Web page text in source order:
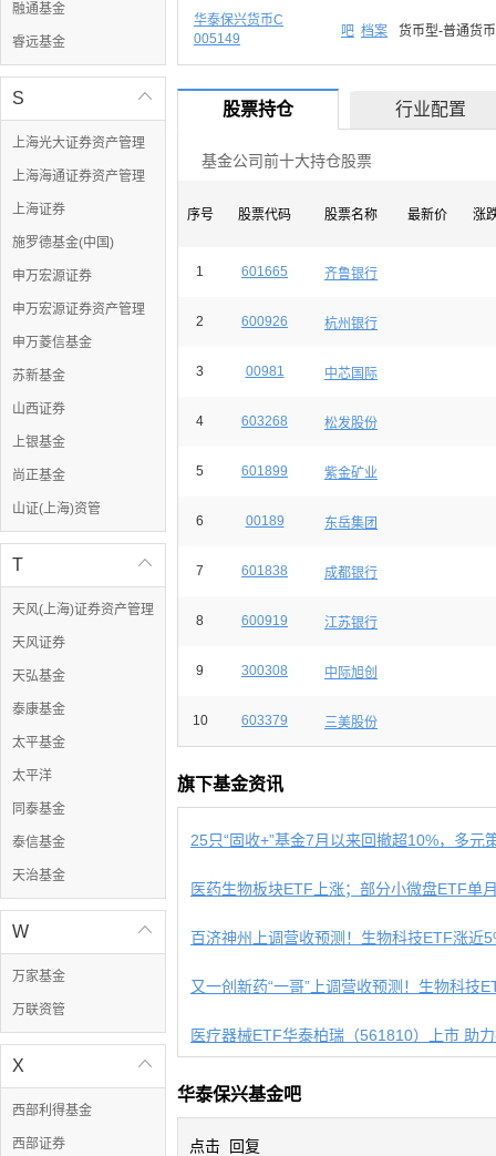
融通基金
睿远基金

S
上海光大证券资产管理
上海海通证券资产管理
上海证券
施罗德基金(中国)
申万宏源证券
申万宏源证券资产管理
申万菱信基金
苏新基金
山西证券
上银基金
尚正基金
山证(上海)资管

T
天风(上海)证券资产管理
天风证券
天弘基金
泰康基金
太平基金
太平洋
同泰基金
泰信基金
天治基金

W
万家基金
万联资管

X
西部利得基金
西部证券
华泰保兴货币C
005149
吧 档案 货币型-普通货币
股票持仓 行业配置
基金公司前十大持仓股票
序号 股票代码 股票名称 最新价 涨
1 601665 齐鲁银行
2 600926 杭州银行
3 00981 中芯国际
4 603268 松发股份
5 601899 紫金矿业
6 00189 东岳集团
7 601838 成都银行
8 600919 江苏银行
9 300308 中际旭创
10 603379 三美股份
旗下基金资讯
25只“固收+”基金7月以来回撤超10%，多元
又一创新药“一哥”上调营收预测！生物科技
华泰保兴基金吧
点击 回复